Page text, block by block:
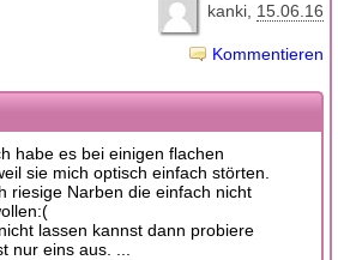
kanki 15.06.16
Kommentieren
habe es bei einigen flachen
sie mich optisch einfach störten.
riesige Narben die einfach nicht
lassen kannst dann probiere
nur eins aus. ...